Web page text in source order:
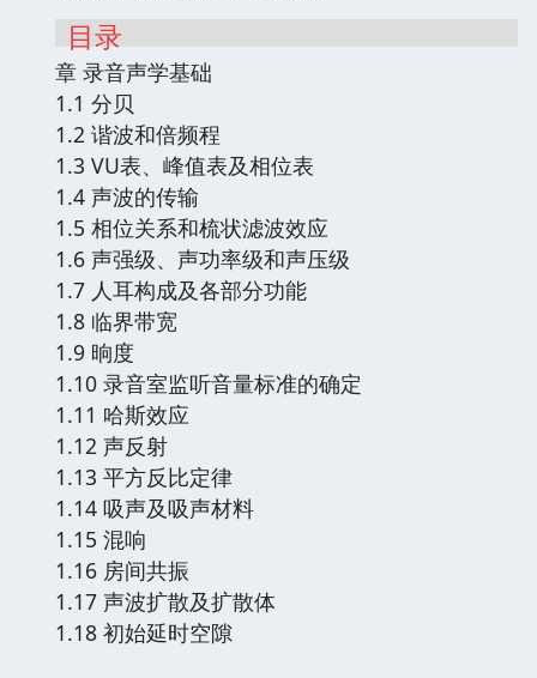
目录
章 录音声学基础
1.1 分贝
1.2 谐波和倍频程
1.3 VU表、峰值表及相位表
1.4 声波的传输
1.5 相位关系和梳状滤波效应
1.6 声强级、声功率级和声压级
1.7 人耳构成及各部分功能
1.8 临界带宽
1.9 晌度
1.10 录音室监听音量标准的确定
1.11 哈斯效应
1.12 声反射
1.13 平方反比定律
1.14 吸声及吸声材料
1.15 混响
1.16 房间共振
1.17 声波扩散及扩散体
1.18 初始延时空隙